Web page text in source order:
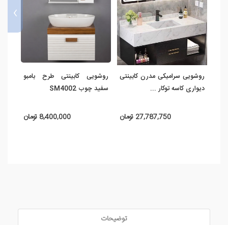
روشویی سرامیکی مدرن کابینتی
دیواری کاسه توکار ...
27,787,750 تومان
روشویی کابینتی طرح بامبو
سفید چوب SM4002
8,400,000 تومان
›
توضیحات